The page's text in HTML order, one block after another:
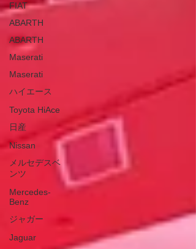
FIAT
ABARTH
ABARTH
Maserati
Maserati
ハイエース
Toyota HiAce
日産
Nissan
メルセデスベ
ンツ
Mercedes-
Benz
ジャガー
Jaguar